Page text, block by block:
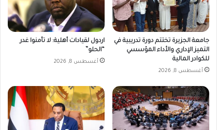
جامعة الجزيرة تختتم دورة تدريبية في
التميز الإداري والأداء المؤسسي
للكوادر المالية
أغسطس 8, 2026
اردول لقيادات أهلية: لا تأمنوا غدر
“الحلو”
أغسطس 8, 2026